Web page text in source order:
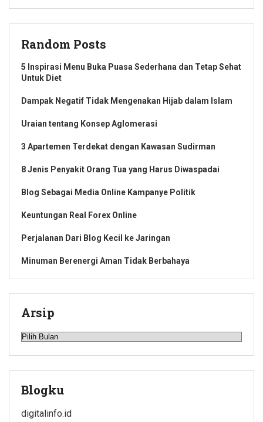
Random Posts
5 Inspirasi Menu Buka Puasa Sederhana dan Tetap Sehat
Untuk Diet
Dampak Negatif Tidak Mengenakan Hijab dalam Islam
Uraian tentang Konsep Aglomerasi
3 Apartemen Terdekat dengan Kawasan Sudirman
8 Jenis Penyakit Orang Tua yang Harus Diwaspadai
Blog Sebagai Media Online Kampanye Politik
Keuntungan Real Forex Online
Perjalanan Dari Blog Kecil ke Jaringan
Minuman Berenergi Aman Tidak Berbahaya
Arsip
Arsip
Blogku
digitalinfo.id